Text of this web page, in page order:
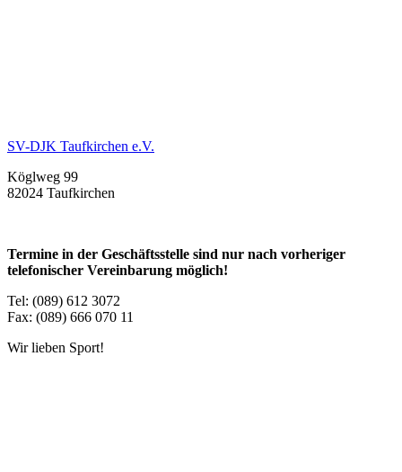
SV-DJK Taufkirchen e.V.
Köglweg 99
82024 Taufkirchen
Termine in der Geschäftsstelle sind nur nach vorheriger
telefonischer Vereinbarung möglich!
Tel: (089) 612 3072
Fax: (089) 666 070 11
Wir lieben Sport!